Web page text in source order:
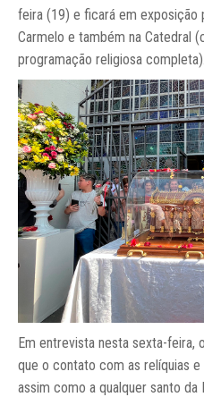
feira (19) e ficará em exposição
Carmelo e também na Catedral
programação religiosa completa).
Em entrevista nesta sexta-feira,
que o contato com as relíquias e
assim como a qualquer santo da